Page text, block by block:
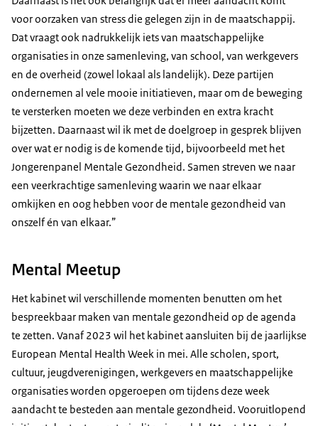
voor oorzaken van stress die gelegen zijn in de maatschappij.
Dat vraagt ook nadrukkelijk iets van maatschappelijke
organisaties in onze samenleving, van school, van werkgevers
en de overheid (zowel lokaal als landelijk). Deze partijen
ondernemen al vele mooie initiatieven, maar om de beweging
te versterken moeten we deze verbinden en extra kracht
bijzetten. Daarnaast wil ik met de doelgroep in gesprek blijven
over wat er nodig is de komende tijd, bijvoorbeeld met het
Jongerenpanel Mentale Gezondheid. Samen streven we naar
een veerkrachtige samenleving waarin we naar elkaar
omkijken en oog hebben voor de mentale gezondheid van
onszelf én van elkaar.”
Mental Meetup
Het kabinet wil verschillende momenten benutten om het
bespreekbaar maken van mentale gezondheid op de agenda
te zetten. Vanaf 2023 wil het kabinet aansluiten bij de jaarlijkse
European Mental Health Week in mei. Alle scholen, sport,
cultuur, jeugdverenigingen, werkgevers en maatschappelijke
organisaties worden opgeroepen om tijdens deze week
aandacht te besteden aan mentale gezondheid. Vooruitlopend